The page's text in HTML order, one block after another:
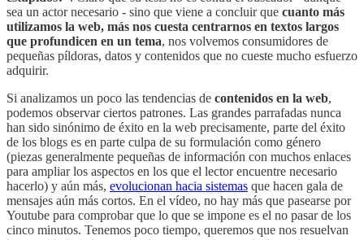
sea un actor necesario - sino que viene a concluir que cuanto más
utilizamos la web, más nos cuesta centrarnos en textos largos
que profundicen en un tema, nos volvemos consumidores de
pequeñas píldoras, datos y contenidos que no cueste mucho esfuerzo
adquirir.
Si analizamos un poco las tendencias de contenidos en la web,
podemos observar ciertos patrones. Las grandes parrafadas nunca
han sido sinónimo de éxito en la web precisamente, parte del éxito
de los blogs es en parte culpa de su formulación como género
(piezas generalmente pequeñas de información con muchos enlaces
para ampliar los aspectos en los que el lector encuentre necesario
hacerlo) y aún más, evolucionan hacia sistemas que hacen gala de
mensajes aún más cortos. En el vídeo, no hay más que pasearse por
Youtube para comprobar que lo que se impone es el no pasar de los
cinco minutos. Tenemos poco tiempo, queremos que nos resuelvan